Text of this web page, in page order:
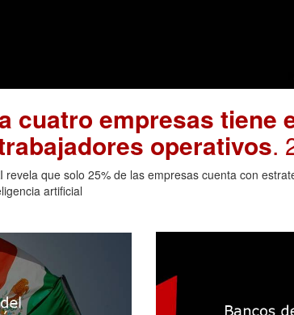
cuatro empresas tiene
operativos.
revela que solo 25% de las empresas cuenta con
artificial